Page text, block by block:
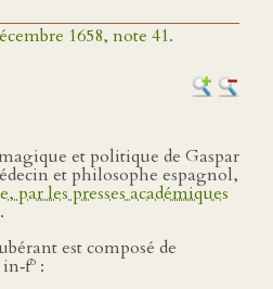
1658, note 41.
et politique de Gaspar
et philosophe espagnol,
par les presses académiques
est composé de
o :